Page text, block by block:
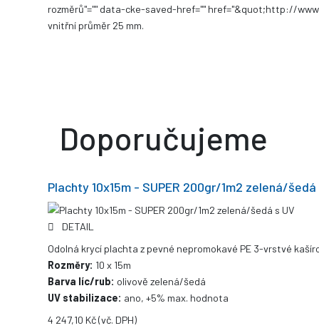
rozměrů"="" data-cke-saved-href="" href="&quot;http://
vnitřní průměr 25 mm.
Doporučujeme
Plachty 10x15m - SUPER 200gr/1m2 zelená/šedá
DETAIL
Odolná krycí plachta z pevné nepromokavé PE 3-vrstvé
Rozměry: 10 x 15m
Barva líc/rub: olivově zelená/šedá
UV stabilizace: ano, +5% max. hodnota
4 247,10 Kč(vč. DPH)